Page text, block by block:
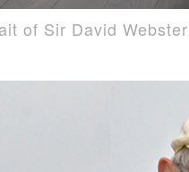
of Sir David